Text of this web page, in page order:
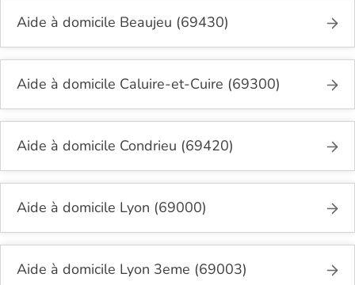
Aide à domicile Beaujeu (69430)
Aide à domicile Caluire-et-Cuire (69300)
Aide à domicile Condrieu (69420)
Aide à domicile Lyon (69000)
Aide à domicile Lyon 3eme (69003)